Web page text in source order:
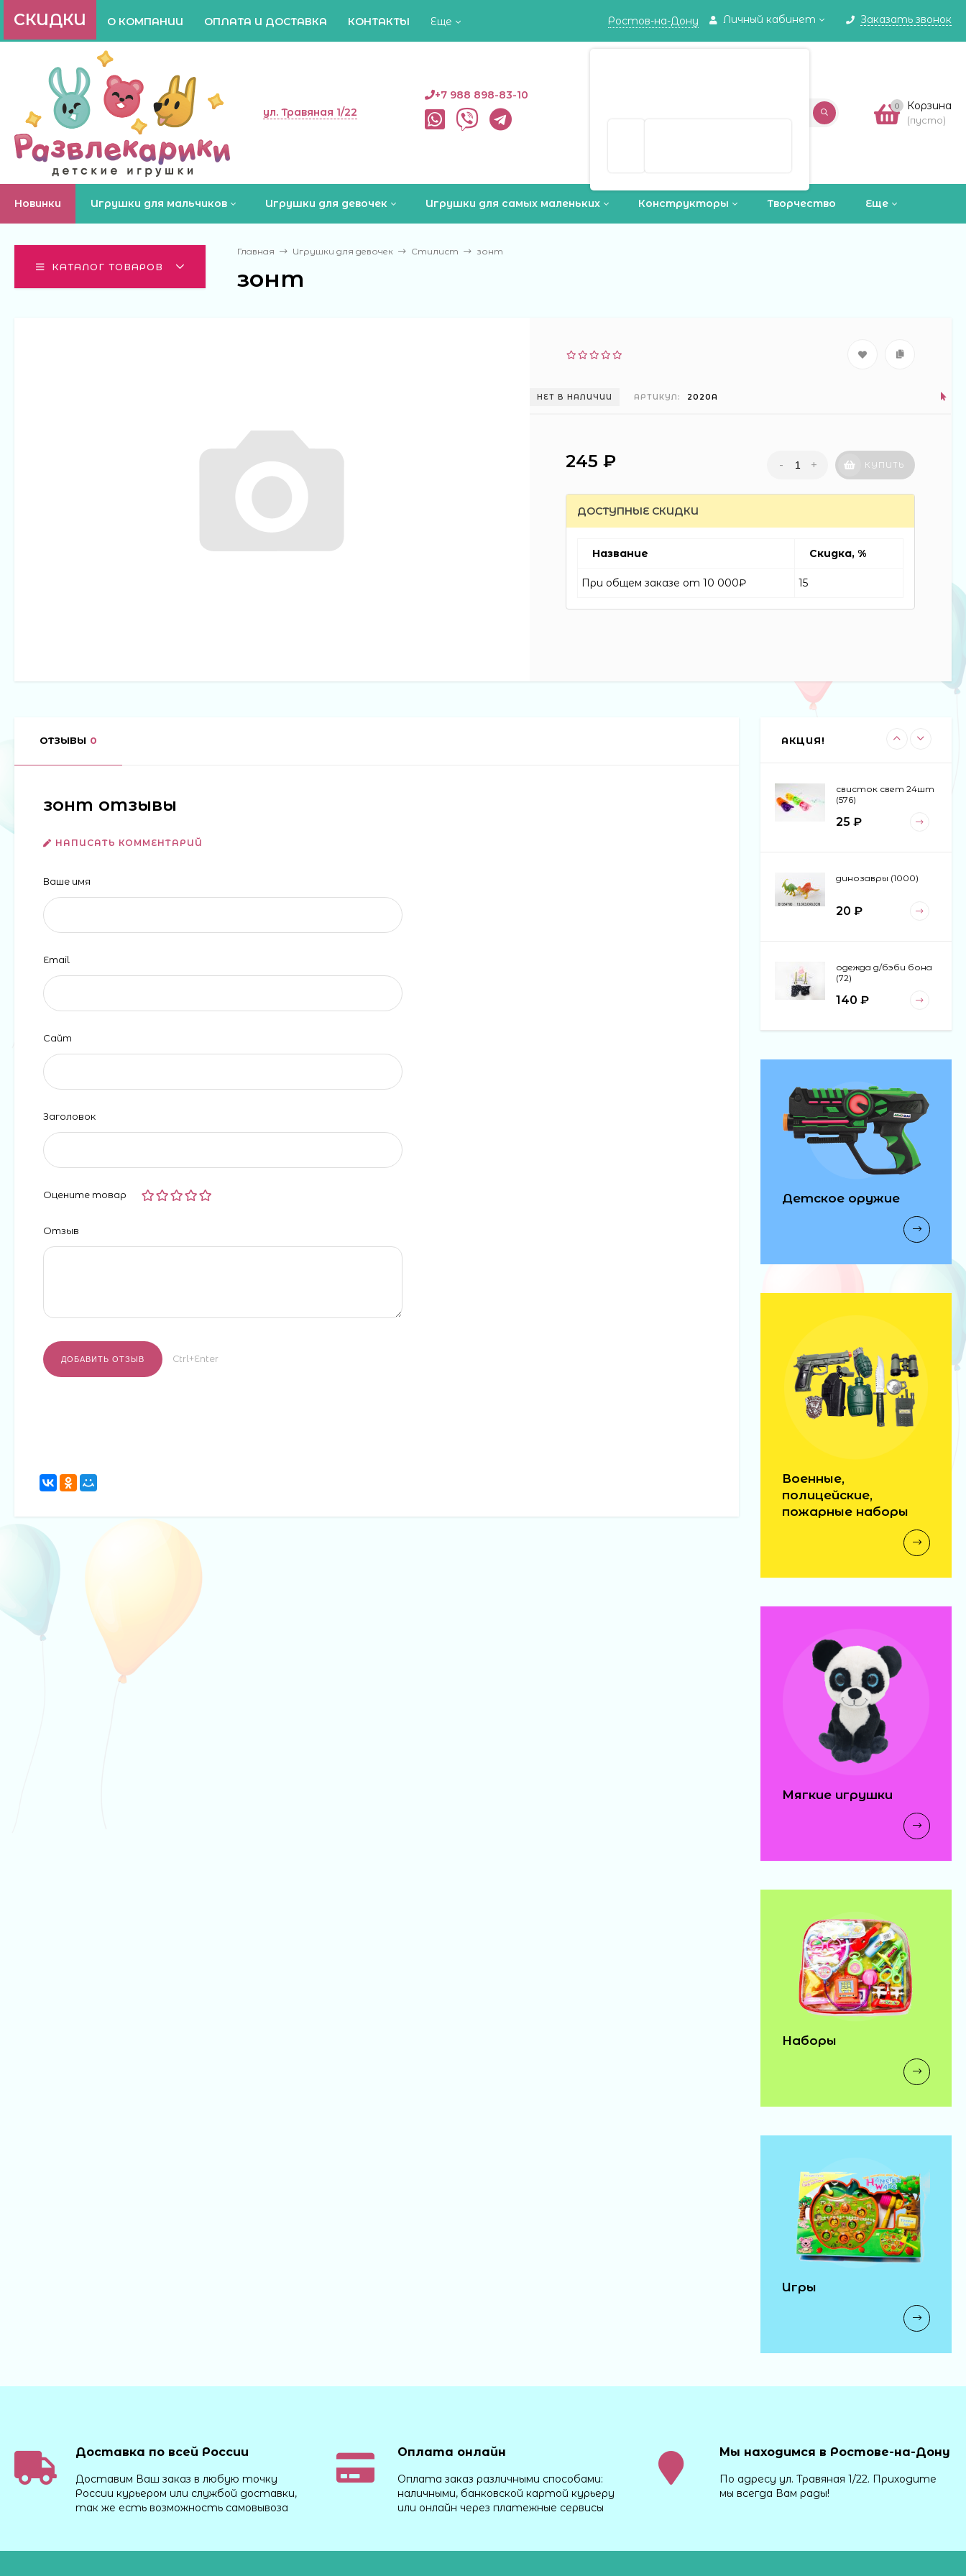
Ростов-на-Дону Личный кабинет Заказать звонок
СКИДКИ О КОМПАНИИ ОПЛАТА И ДОСТАВКА КОНТАКТЫ Еще
ул. Травяная 1/22
+7 988 898-83-10
0 Корзина
(пусто)
Новинки Игрушки для мальчиков Игрушки для девочек Игрушки для самых маленьких Конструкторы Творчество Еще
КАТАЛОГ ТОВАРОВ
Главная Игрушки для девочек Стилист зонт
зонт
НЕТ В НАЛИЧИИ АРТИКУЛ: 2020A
245 ₽ - + КУПИТЬ
ДОСТУПНЫЕ СКИДКИ
Название Скидка, %
При общем заказе от 10 000₽ 15
ОТЗЫВЫ 0
зонт отзывы
НАПИСАТЬ КОММЕНТАРИЙ
Ваше имя
Email
Сайт
Заголовок
Оцените товар
Отзыв
Ctrl+Enter
АКЦИЯ!
300 ₽
волосатик миньон
свисток свет 24шт
(576)
25 ₽
динозавры (1000)
20 ₽
одежда д/бэби бона
(72)
140 ₽
120 ₽
обувь д/кукол н/пл
(480)
автобус модель
муз 6шт в блоке (20)
170 ₽
85 ₽
палка свет звездн
войны (300)
автобус н/б 29см в
кор (60)
машина-
погремушка 6шт в
блоке (30)
110 ₽
25 ₽
20 ₽
одежда д/бэби бона
(72)
140 ₽
Детское оружие
Военные,
полицейские,
пожарные наборы
Мягкие игрушки
Наборы
Игры
Доставка по всей России
Доставим Ваш заказ в любую точку
России курьером или службой доставки,
так же есть возможность самовывоза
Оплата онлайн
Оплата заказ различными способами:
наличными, банковской картой курьеру
или онлайн через платежные сервисы
Мы находимся в Ростове-на-Дону
По адресу ул. Травяная 1/22. Приходите
мы всегда Вам рады!